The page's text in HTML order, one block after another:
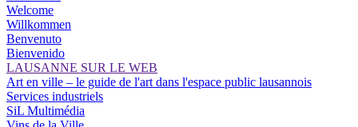
Welcome
Willkommen
Benvenuto
Bienvenido
LAUSANNE SUR LE WEB
Art en ville – le guide de l'art dans l'espace public lausannois
Services industriels
SiL Multimédia